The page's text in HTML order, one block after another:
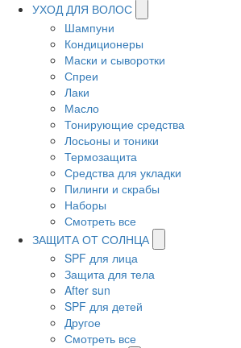
УХОД ДЛЯ ВОЛОС
Шампуни
Кондиционеры
Маски и сыворотки
Спреи
Лаки
Масло
Тонирующие средства
Лосьоны и тоники
Термозащита
Средства для укладки
Пилинги и скрабы
Наборы
Смотреть все
ЗАЩИТА ОТ СОЛНЦА
SPF для лица
Защита для тела
After sun
SPF для детей
Другое
Смотреть все